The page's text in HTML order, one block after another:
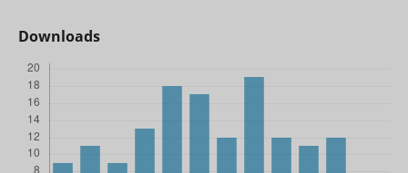
Downloads